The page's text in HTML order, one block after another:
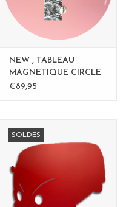
NEW , TABLEAU
MAGNETIQUE CIRCLE
ROSE - 60 cm
€89,95
SOLDES